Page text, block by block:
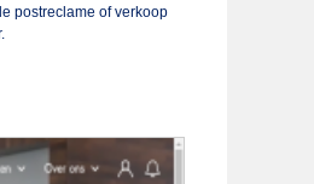
postreclame of verkoop